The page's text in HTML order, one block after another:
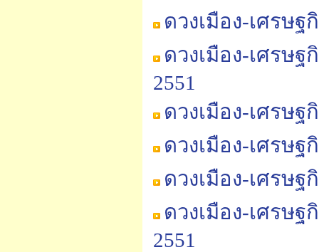
ดวงเมือง-เศรษ
ดวงเมือง-เศรษ
2551
ดวงเมือง-เศรษฐ
ดวงเมือง-เศรษฐ
ดวงเมือง-เศรษฐ
ดวงเมือง-เศรษ
2551